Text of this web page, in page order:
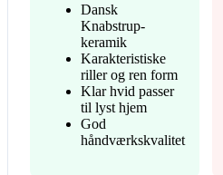
Dansk
Knabstrup-
keramik
Karakteristiske
riller og ren form
Klar hvid passer
til lyst hjem
God
håndværkskvalitet